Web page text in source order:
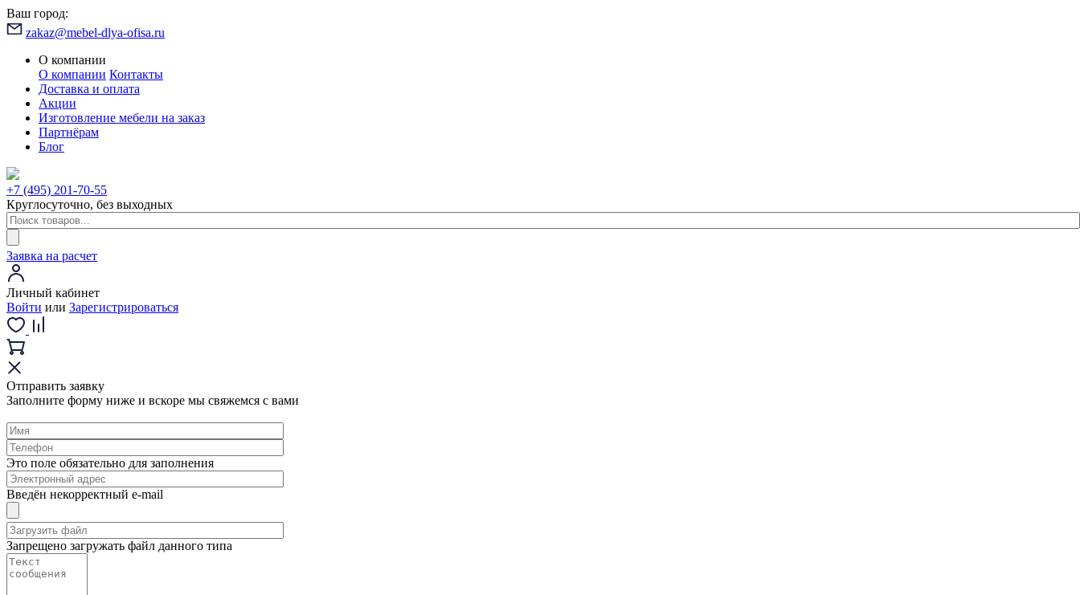
Ваш город:
zakaz@mebel-dlya-ofisa.ru
О компании
О компании Контакты
Доставка и оплата
Акции
Изготовление мебели на заказ
Партнёрам
Блог
+7 (495) 201-70-55
Круглосуточно, без выходных
Заявка на расчет
Личный кабинет
Войти или Зарегистрироваться
Отправить заявку
Заполните форму ниже и вскоре мы свяжемся с вами
Это поле обязательно для заполнения
Введён некорректный e-mail
Запрещено загружать файл данного типа